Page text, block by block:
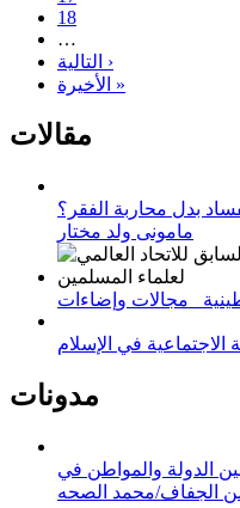
18
…
التالية ›
الأخيرة »
مقالات
بدل محاربة الفقر؟
مامونى ولد مختار
مجالات وإضاءات
مدونات
الدولة والمواطن في
الجفاف/محمد الصحه